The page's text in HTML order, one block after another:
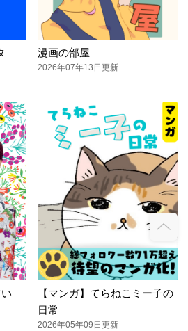
漫画の部屋
2026年07年13日更新
【マンガ】てらねこミー子の
日常
2026年05年09日更新